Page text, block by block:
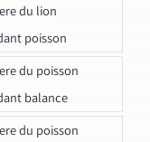
du lion
poisson
du poisson
balance
du poisson